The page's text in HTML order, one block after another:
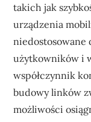
takich jak
urządzenia
niedostosowane
użytkowników i
współczynnik
budowy linków
możliwości